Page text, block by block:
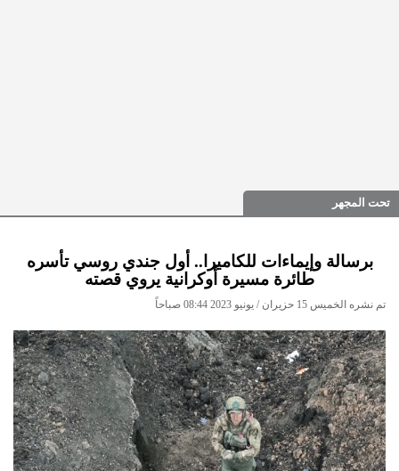
تحت المجهر
برسالة وإيماءات للكاميرا.. أول جندي روسي تأسره
طائرة مسيرة أوكرانية يروي قصته
تم نشره الخميس 15 حزيران / يونيو 2023 08:44 صباحاً